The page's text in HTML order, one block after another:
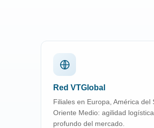
Red VTGlobal
Filiales en Europa, América del
Oriente Medio: agilidad
profundo del mercado.